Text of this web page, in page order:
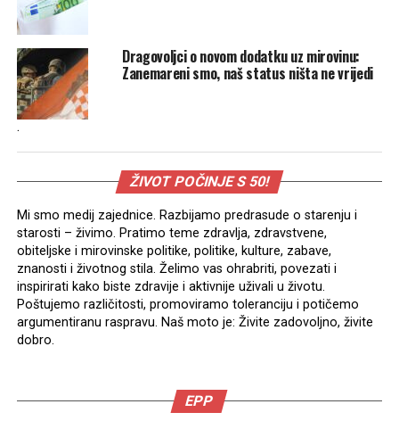
Dragovoljci o novom dodatku uz mirovinu:
Zanemareni smo, naš status ništa ne vrijedi
.
ŽIVOT POČINJE S 50!
Mi smo medij zajednice. Razbijamo predrasude o starenju i
starosti – živimo. Pratimo teme zdravlja, zdravstvene,
obiteljske i mirovinske politike, politike, kulture, zabave,
znanosti i životnog stila. Želimo vas ohrabriti, povezati i
inspirirati kako biste zdravije i aktivnije uživali u životu.
Poštujemo različitosti, promoviramo toleranciju i potičemo
argumentiranu raspravu. Naš moto je: Živite zadovoljno, živite
dobro.
EPP